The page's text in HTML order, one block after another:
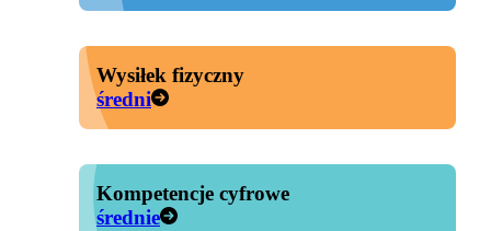
Wysiłek fizyczny
średni
Kompetencje cyfrowe
średnie